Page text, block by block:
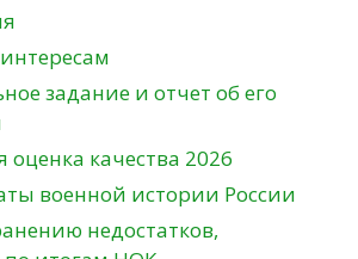
задание и отчет об его
оценка качества 2026
военной истории России
недостатков,